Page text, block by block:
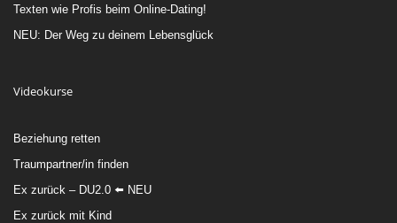
Texten wie Profis beim Online-Dating!
NEU: Der Weg zu deinem Lebensglück
Videokurse
Beziehung retten
Traumpartner/in finden
Ex zurück – DU2.0 ⬅️ NEU
Ex zurück mit Kind